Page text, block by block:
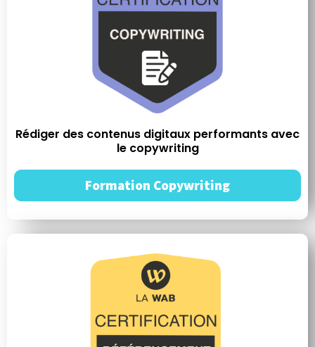
Rédiger des contenus digitaux performants avec
le copywriting​
Formation Copywriting